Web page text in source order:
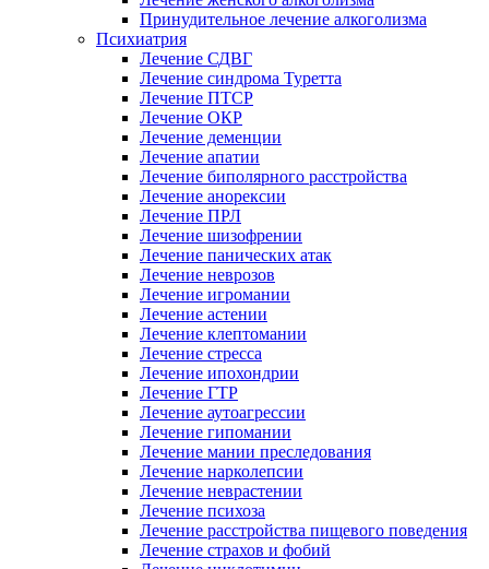
Принудительное лечение алкоголизма
Психиатрия
Лечение СДВГ
Лечение синдрома Туретта
Лечение ПТСР
Лечение ОКР
Лечение деменции
Лечение апатии
Лечение биполярного расстройства
Лечение анорексии
Лечение ПРЛ
Лечение шизофрении
Лечение панических атак
Лечение неврозов
Лечение игромании
Лечение астении
Лечение клептомании
Лечение стресса
Лечение ипохондрии
Лечение ГТР
Лечение аутоагрессии
Лечение гипомании
Лечение мании преследования
Лечение нарколепсии
Лечение неврастении
Лечение психоза
Лечение расстройства пищевого поведения
Лечение страхов и фобий